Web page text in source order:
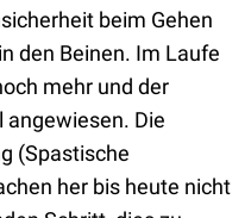
beim Gehen
den Beinen. Im Laufe
mehr und der
angewiesen. Die
(Spastische
her bis heute nicht